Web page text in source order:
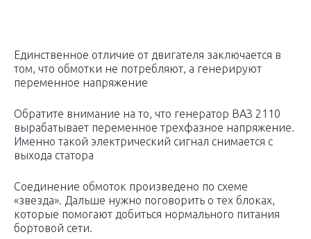
Единственное отличие от двигателя заключается в
том, что обмотки не потребляют, а генерируют
переменное напряжение
Обратите внимание на то, что генератор ВАЗ 2110
вырабатывает переменное трехфазное напряжение.
Именно такой электрический сигнал снимается с
выхода статора
Соединение обмоток произведено по схеме
«звезда». Дальше нужно поговорить о тех блоках,
которые помогают добиться нормального питания
бортовой сети.